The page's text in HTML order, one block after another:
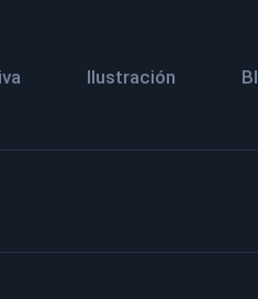
Ilustración